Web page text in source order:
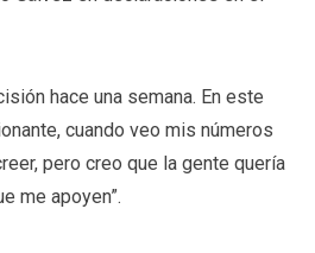
hace una semana. En este
cuando veo mis números
pero creo que la gente quería
me apoyen”.